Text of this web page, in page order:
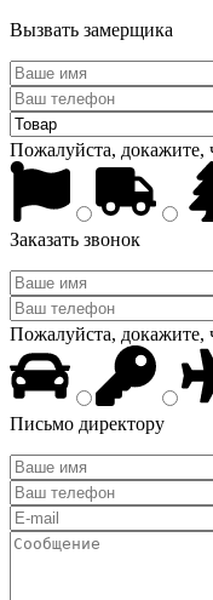
Вызвать замерщика
Пожалуйста, докажите,
Заказать звонок
Пожалуйста, докажите,
Письмо директору